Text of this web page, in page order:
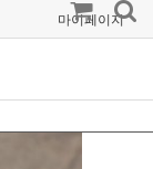
마이페이지